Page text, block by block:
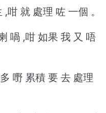
就 處理 咗 一個 。
喎 ,咁 如果 我 又 唔
嘢 累積 要 去 處理